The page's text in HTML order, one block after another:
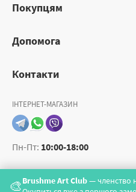
🎨Brushme Art Club— членство
Покупцям
Допомога
Контакти
ІНТЕРНЕТ-МАГАЗИН
Пн-Пт: 10:00-18:00